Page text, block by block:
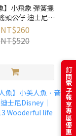
】小飛象 彈簧擺
頭公仔 迪士尼｜
Wooderful life
NT$260
NT$520
訂閱電子報享專屬優惠